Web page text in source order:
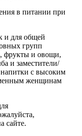
в питании при
и для общей
групп
фрукты и овощи,
и заместители/
с высоким
женщинам
сайте.